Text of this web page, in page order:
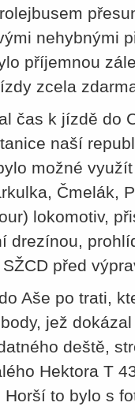
nehybnými
příjemnou
zcela
čas k jízdě do
naší
možné
Čmelák,
lokomotiv,
drezínou,
před
Aše po trati,
jež
deště,
Hektora T
Horší to bylo s